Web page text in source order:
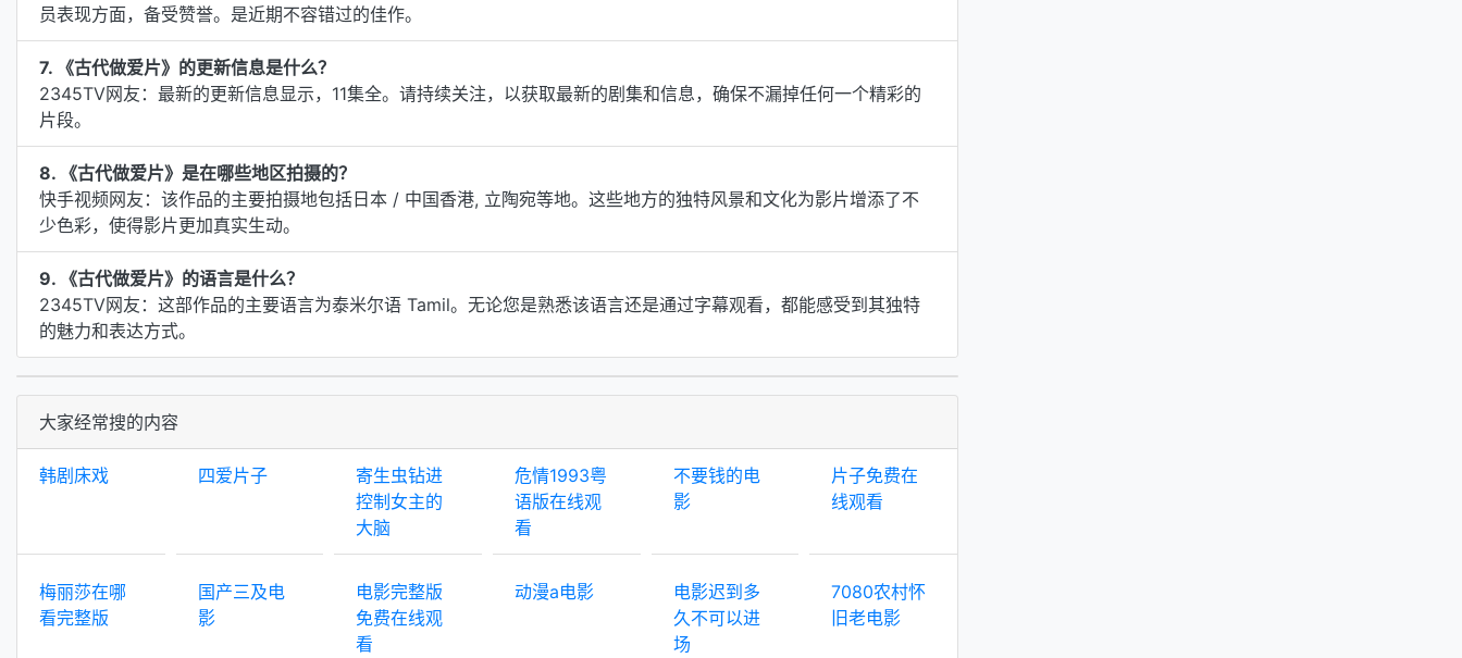
员表现方面，备受赞誉。是近期不容错过的佳作。
7. 《古代做爱片》的更新信息是什么？
2345TV网友：最新的更新信息显示，11集全。请持续关注，以获取最新的剧集和信息，确保不漏掉任何一个精彩的
片段。
8. 《古代做爱片》是在哪些地区拍摄的？
快手视频网友：该作品的主要拍摄地包括日本 / 中国香港, 立陶宛等地。这些地方的独特风景和文化为影片增添了不
少色彩，使得影片更加真实生动。
9. 《古代做爱片》的语言是什么？
2345TV网友：这部作品的主要语言为泰米尔语 Tamil。无论您是熟悉该语言还是通过字幕观看，都能感受到其独特
的魅力和表达方式。
大家经常搜的内容
韩剧床戏 四爱片子
寄生虫钻进
控制女主的
大脑
危情1993粤
语版在线观
看
不要钱的电
影
片子免费在
线观看
梅丽莎在哪
看完整版
国产三及电
影
电影完整版
免费在线观
看
动漫a电影
电影迟到多
久不可以进
场
7080农村怀
旧老电影